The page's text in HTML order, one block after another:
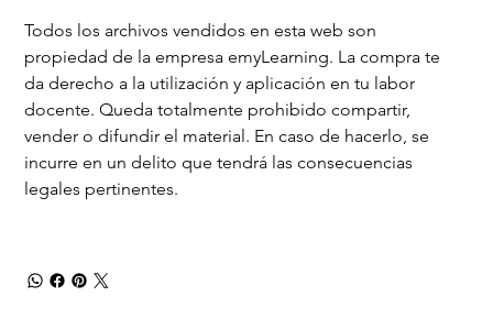
Todos los archivos vendidos en esta web son
propiedad de la empresa emyLearning. La compra te
da derecho a la utilización y aplicación en tu labor
docente. Queda totalmente prohibido compartir,
vender o difundir el material. En caso de hacerlo, se
incurre en un delito que tendrá las consecuencias
legales pertinentes.